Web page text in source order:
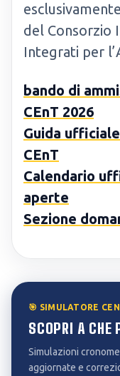
del Consorzio
Integrati per
bando di
CEnT 2026
Guida
CEnT
Calendario
aperte
Sezione
🎯 SIMULATORE
SCOPRI A CHE
Simulazioni
aggiornate e